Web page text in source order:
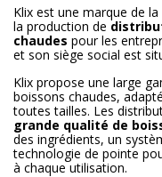
Klix est une marque de
la production de
chaudes pour les
et son siège social est
Klix propose une large
boissons chaudes,
toutes tailles. Les
grande qualité de
des ingrédients, un
technologie de pointe
à chaque utilisation.